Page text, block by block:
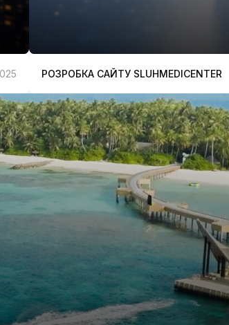
РОЗРОБКА САЙТУ SLUHMEDICENTER